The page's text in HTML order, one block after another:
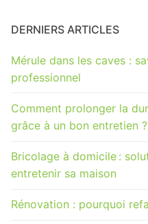
DERNIERS ARTICLES
Mérule dans les caves :
professionnel
Comment prolonger la
grâce à un bon entretien ?
Bricolage à domicile :
entretenir sa maison
Rénovation : pourquoi